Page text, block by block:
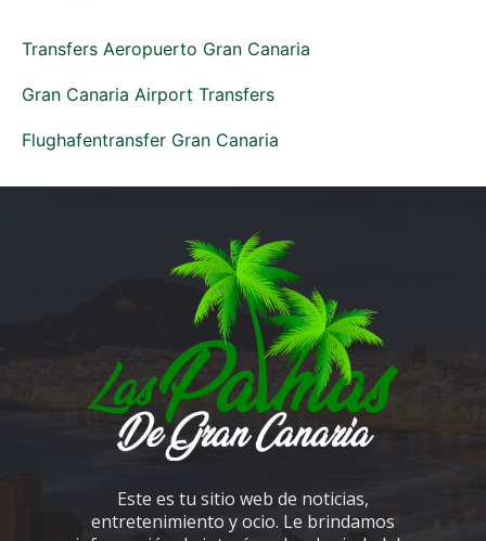
Transfers Aeropuerto Gran Canaria
Gran Canaria Airport Transfers
Flughafentransfer Gran Canaria
Este es tu sitio web de noticias,
entretenimiento y ocio. Le brindamos